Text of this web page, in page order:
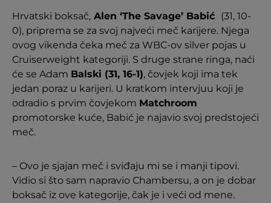
Hrvatski boksač, Alen ‘The Savage’ Babić (31, 10-
0), priprema se za svoj najveći meč karijere. Njega
ovog vikenda čeka meč za WBC-ov silver pojas u
Cruiserweight kategoriji. S druge strane ringa, naći
će se Adam Balski (31, 16-1), čovjek koji ima tek
jedan poraz u karijeri. U kratkom intervjuu koji je
odradio s prvim čovjekom Matchroom
promotorske kuće, Babić je najavio svoj predstojeći
meč.
– Ovo je sjajan meč i sviđaju mi se i manji tipovi.
Vidio si što sam napravio Chambersu, a on je dobar
boksač iz ove kategorije, čak je i veći od mene.